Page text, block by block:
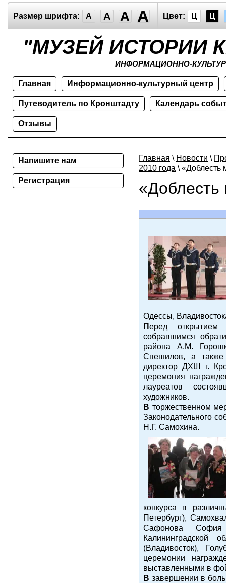
Размер шрифта: A A A A Цвет: Ц Ц
"МУЗЕЙ ИСТОРИИ
ИНФОРМАЦИОННО-
Главная Информационно-культурный центр
Путеводитель по Кронштадту Календарь
Отзывы
Главная \ Новости \
2010 года \ «Доблесть
«Доблесть
Одессы,
Перед
собравшимся
района А.М.
Спешилов, а также
директор ДХШ г.
церемония
лауреатов
художников.
В торжественном
Законодательного
Н.Г. Самохина.
конкурса в
Петербург),
Сафонова София
Калининградской
(Владивосток),
церемонии
выставленными в
В завершении в
Напишите нам
Регистрация